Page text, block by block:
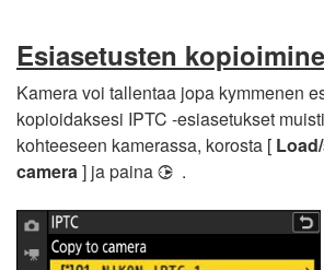
Esiasetusten
Kamera voi tallentaa jopa kymmenen
kopioidaksesi IPTC -esiasetukset
kohteeseen kamerassa, korosta [
camera] ja paina 2 .